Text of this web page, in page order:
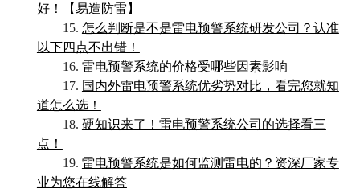
好！【易造防雷】
15. 怎么判断是不是雷电预警系统研发公司？认准
以下四点不出错！
16. 雷电预警系统的价格受哪些因素影响
17. 国内外雷电预警系统优劣势对比，看完您就知
道怎么选！
18. 硬知识来了！雷电预警系统公司的选择看三
点！
19. 雷电预警系统是如何监测雷电的？资深厂家专
业为您在线解答